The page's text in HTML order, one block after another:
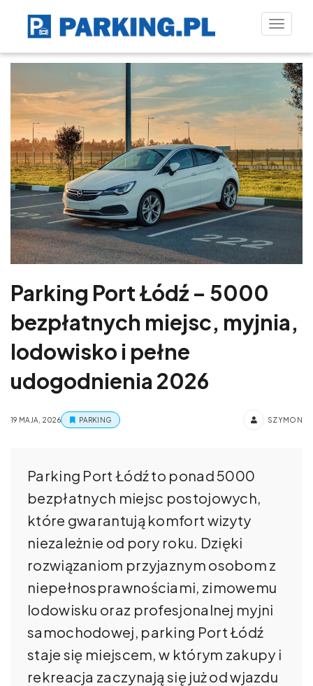
Toggle
Parking Port Łódź – 5000
bezpłatnych miejsc, myjnia,
lodowisko i pełne
udogodnienia 2026
19 MAJA, 2026 PARKING SZYMON
Parking Port Łódź to ponad 5000
bezpłatnych miejsc postojowych,
które gwarantują komfort wizyty
niezależnie od pory roku. Dzięki
rozwiązaniom przyjaznym osobom z
niepełnosprawnościami, zimowemu
lodowisku oraz profesjonalnej myjni
samochodowej, parking Port Łódź
staje się miejscem, w którym zakupy i
rekreacja zaczynają się już od wjazdu